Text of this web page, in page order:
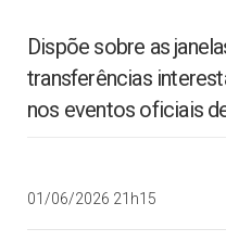
Dispõe sobre as
transferências
nos eventos oficiais
01/06/2026 21h15